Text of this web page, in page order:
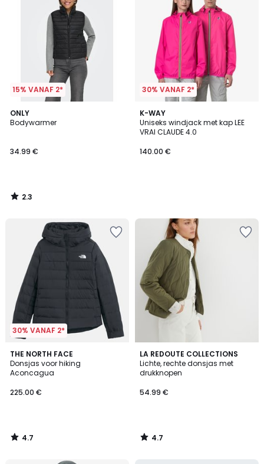
15% VANAF 2*
ONLY
Bodywarmer
34.99 €
2.3
/ 5
2.3
/
30% VANAF 2*
K-WAY
Uniseks windjack met kap LEE
VRAI CLAUDE 4.0
140.00 €
30% VANAF 2*
THE NORTH FACE
Donsjas voor hiking
Aconcagua
225.00 €
4.7
/ 5
4.7
/
LA REDOUTE COLLECTIONS
Lichte, rechte donsjas met
drukknopen
54.99 €
4.7
/ 5
4.7
/